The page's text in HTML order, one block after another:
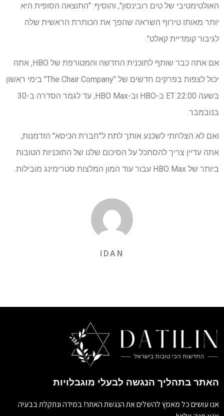
האולטימטיבי של טים רובינסון", והוסיף: "התוצאה הסופית היא
יותר מאותו טירוף השראה שהפך את הכותרת הראשית שלה
לגיבור קומדיית קאלט".
אם אתה כבר שותף לתוכנית החדשה והמטורפת של HBO, אתה
יכול לצפות בפרקים חדשים של "The Chair Company" בימי ראשון
בשעה 22:00 ET ב-HBO וב-HBO Max, עד לגמר הסדרה ב-30
בנובמבר.
ואם לא הצלחתי לשכנע אותך לתת ל"חברת הכיסא" הזדמנות,
אתה עדיין צריך להסתכל על הסיכום שלנו של התוכניות הטובות
ביותר של HBO Max עבור עוד המון המלצות סטרימינג מובילות.
IDAN
האתר בתהליך הנגשה לבעלי מוגבלויות
אנו עושים כל מאמץ להשלים את הנגשת האתר! במידה ונתקלת בבעיה